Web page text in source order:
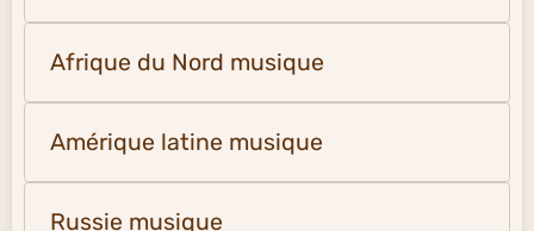
Afrique du Nord musique
Amérique latine musique
Russie musique